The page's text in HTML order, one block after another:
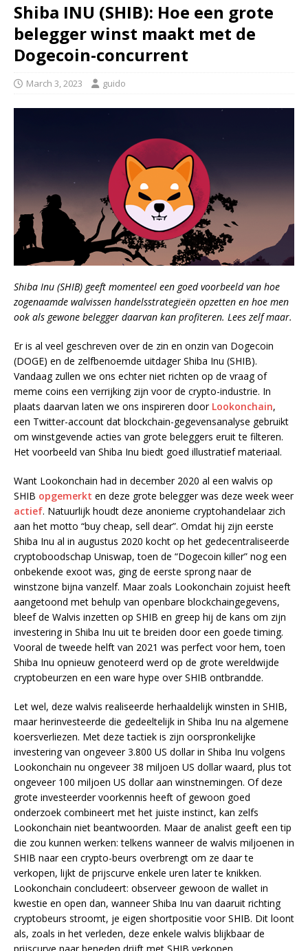
Shiba INU (SHIB): Hoe een grote
belegger winst maakt met de
Dogecoin-concurrent
March 3, 2023 guido
Shiba Inu (SHIB) geeft momenteel een goed voorbeeld van hoe
zogenaamde walvissen handelsstrategieën opzetten en hoe men
ook als gewone belegger daarvan kan profiteren. Lees zelf maar.
Er is al veel geschreven over de zin en onzin van Dogecoin
(DOGE) en de zelfbenoemde uitdager Shiba Inu (SHIB).
Vandaag zullen we ons echter niet richten op de vraag of
meme coins een verrijking zijn voor de crypto-industrie. In
plaats daarvan laten we ons inspireren door Lookonchain,
een Twitter-account dat blockchain-gegevensanalyse gebruikt
om winstgevende acties van grote beleggers eruit te filteren.
Het voorbeeld van Shiba Inu biedt goed illustratief materiaal.
Want Lookonchain had in december 2020 al een walvis op
SHIB opgemerkt en deze grote belegger was deze week weer
actief. Natuurlijk houdt deze anonieme cryptohandelaar zich
aan het motto “buy cheap, sell dear”. Omdat hij zijn eerste
Shiba Inu al in augustus 2020 kocht op het gedecentraliseerde
cryptoboodschap Uniswap, toen de “Dogecoin killer” nog een
onbekende exoot was, ging de eerste sprong naar de
winstzone bijna vanzelf. Maar zoals Lookonchain zojuist heeft
aangetoond met behulp van openbare blockchaingegevens,
bleef de Walvis inzetten op SHIB en greep hij de kans om zijn
investering in Shiba Inu uit te breiden door een goede timing.
Vooral de tweede helft van 2021 was perfect voor hem, toen
Shiba Inu opnieuw genoteerd werd op de grote wereldwijde
cryptobeurzen en een ware hype over SHIB ontbrandde.
Let wel, deze walvis realiseerde herhaaldelijk winsten in SHIB,
maar herinvesteerde die gedeeltelijk in Shiba Inu na algemene
koersverliezen. Met deze tactiek is zijn oorspronkelijke
investering van ongeveer 3.800 US dollar in Shiba Inu volgens
Lookonchain nu ongeveer 38 miljoen US dollar waard, plus tot
ongeveer 100 miljoen US dollar aan winstnemingen. Of deze
grote investeerder voorkennis heeft of gewoon goed
onderzoek combineert met het juiste instinct, kan zelfs
Lookonchain niet beantwoorden. Maar de analist geeft een tip
die zou kunnen werken: telkens wanneer de walvis miljoenen in
SHIB naar een crypto-beurs overbrengt om ze daar te
verkopen, lijkt de prijscurve enkele uren later te knikken.
Lookonchain concludeert: observeer gewoon de wallet in
kwestie en open dan, wanneer Shiba Inu van daaruit richting
cryptobeurs stroomt, je eigen shortpositie voor SHIB. Dit loont
als, zoals in het verleden, deze enkele walvis blijkbaar de